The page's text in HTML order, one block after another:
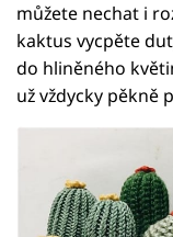
můžete nechat i
kaktus vycpěte
do hliněného
už vždycky pěkně